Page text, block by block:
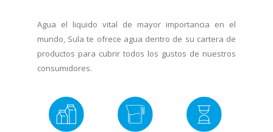
Agua el liquido vital de mayor importancia en el
mundo, Sula te ofrece agua dentro de su cartera de
productos para cubrir todos los gustos de nuestros
consumidores.